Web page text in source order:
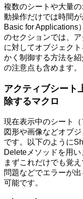
複数のシートや大量
動操作だけでは時間
Basic for Applications
のセクションでは、
に対してオブジェク
かく制御する方法を
の注意点も含めます。
アクティブシート
除するマクロ
現在表示中のシート
図形や画像などオブ
です。以下のように
Deleteメソッドを用い
まずこれだけでも覚
問題などでエラーが
可能です。